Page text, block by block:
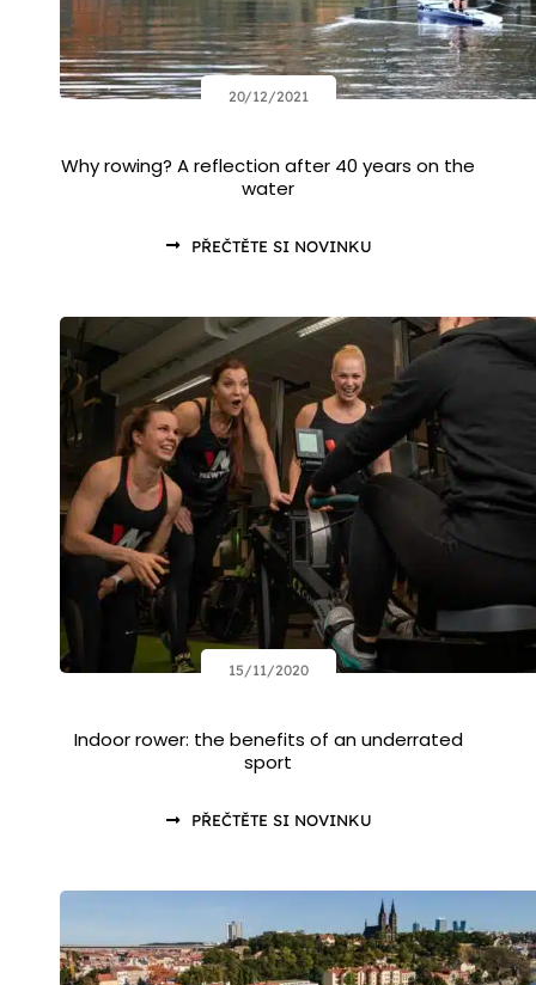
20/12/2021
Why rowing? A reflection after 40 years on the
water
PŘEČTĚTE SI NOVINKU
15/11/2020
Indoor rower: the benefits of an underrated
sport
PŘEČTĚTE SI NOVINKU